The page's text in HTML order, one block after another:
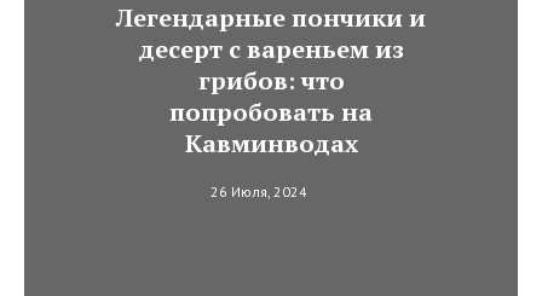
Легендарные пончики и
десерт с вареньем из
грибов: что
попробовать на
Кавминводах
26 Июля, 2024